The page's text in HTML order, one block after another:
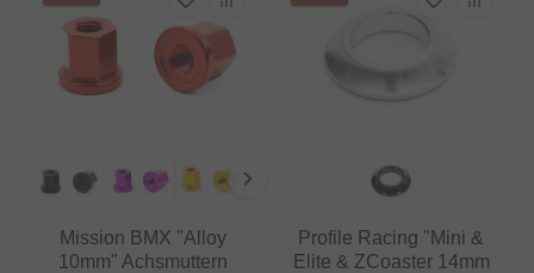
Mission BMX "Alloy
10mm" Achsmuttern
Profile Racing "Mini &
Elite & ZCoaster 14mm